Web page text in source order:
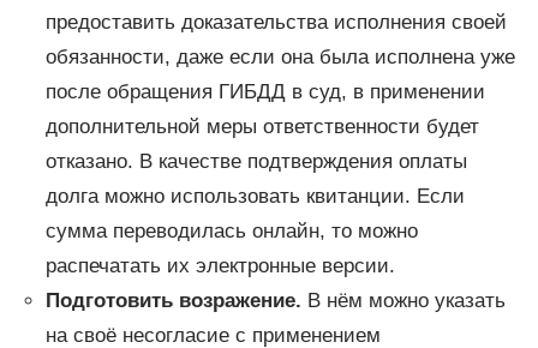
предоставить доказательства исполнения своей
обязанности, даже если она была исполнена уже
после обращения ГИБДД в суд, в применении
дополнительной меры ответственности будет
отказано. В качестве подтверждения оплаты
долга можно использовать квитанции. Если
сумма переводилась онлайн, то можно
распечатать их электронные версии.
Подготовить возражение. В нём можно указать
на своё несогласие с применением